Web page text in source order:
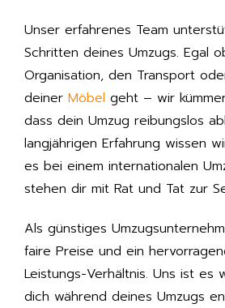
Unser erfahrenes Team
Schritten deines Umzugs. Egal
Organisation, den Transport
deiner Möbel geht – wir
dass dein Umzug reibungslos
langjährigen Erfahrung wissen
es bei einem internationalen
stehen dir mit Rat und Tat zur
Als günstiges
faire Preise und ein
Leistungs-Verhältnis. Uns ist es
dich während deines Umzugs